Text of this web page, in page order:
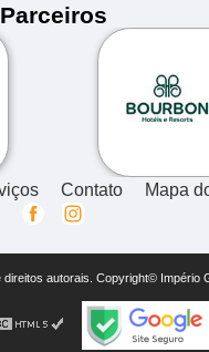
Parceiros
Contato Mapa
autorais. Copyright© Império